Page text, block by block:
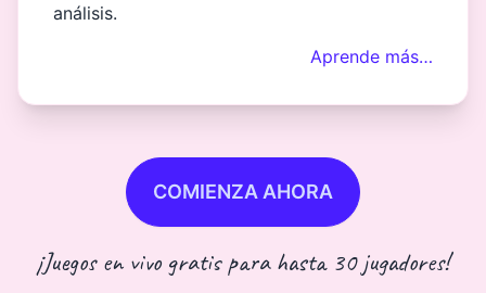
análisis.
Aprende más…
COMIENZA AHORA
¡Juegos en vivo gratis para hasta 30 jugadores!